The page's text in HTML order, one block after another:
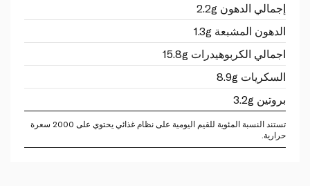
إجمالي الدهون 2.2g
الدهون المشبعة 1.3g
اجمالي الكربوهيدرات 15.8g
السكريات 8.9g
بروتين 3.2g
تستند النسبة المئوية للقيم اليومية على نظام غذائي يحتوي على 2000 سعرة
حرارية.